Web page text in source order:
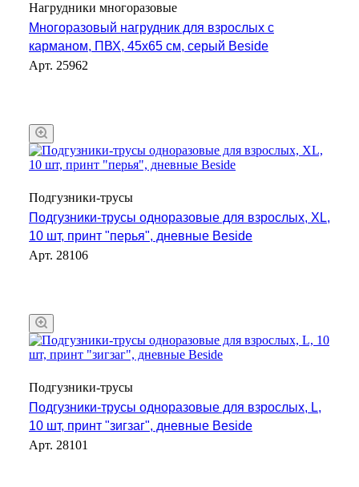
Нагрудники многоразовые
Многоразовый нагрудник для взрослых с
карманом, ПВХ, 45x65 см, серый Beside
Арт. 25962
Подгузники-трусы
Подгузники-трусы одноразовые для взрослых, XL,
10 шт, принт "перья", дневные Beside
Арт. 28106
Подгузники-трусы
Подгузники-трусы одноразовые для взрослых, L,
10 шт, принт "зигзаг", дневные Beside
Арт. 28101